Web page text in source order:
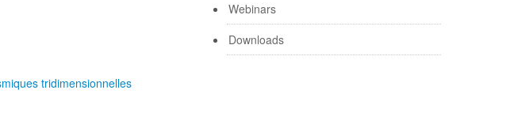
tridimensionnelles
Webinars
Downloads